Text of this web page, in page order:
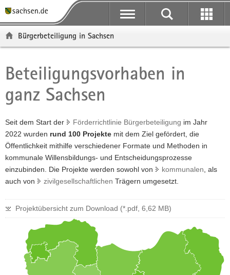
t
ü
e
g
r
e
i
f
e
d
e
t
n
v
g
a
t
i
o
n
p
n
a
t
t
-
e
e
i
c
h
Bürgerbeteiligung in Sachsen
Hauptinhalt
Beteiligungsvorhaben in
ganz Sachsen
Seit dem Start der Förderrichtlinie Bürgerbeteiligung im Jahr
2022 wurden rund 100 Projekte mit dem Ziel gefördert, die
Öffentlichkeit mithilfe verschiedener Formate und Methoden in
kommunale Willensbildungs- und Entscheidungsprozesse
einzubinden. Die Projekte werden sowohl von
kommunalen , als
auch von
zivilgesellschaftlichen Trägern umgesetzt.
Projektübersicht zum Download (*.pdf, 6,62 MB)